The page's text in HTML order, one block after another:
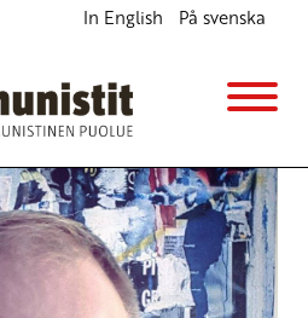
In English På svenska